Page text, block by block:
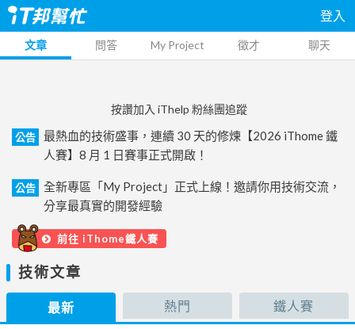
登入
文章 問答 My Project 徵才 聊天
按讚加入 iThelp 粉絲團追蹤
公告
最熱血的技術盛事，連續 30 天的修煉【2026 iThome 鐵
人賽】8 月 1 日賽事正式開啟！
公告
全新專區「My Project」正式上線！邀請你用技術交流，
分享最真實的開發經驗
前往 iThome鐵人賽
技術文章
最新 熱門 鐵人賽